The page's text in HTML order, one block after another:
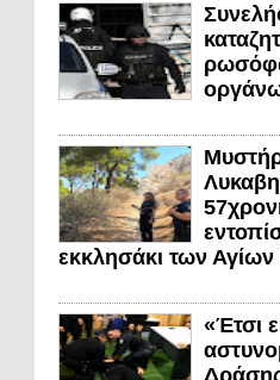
εκκλησάκι των
«Έτσι